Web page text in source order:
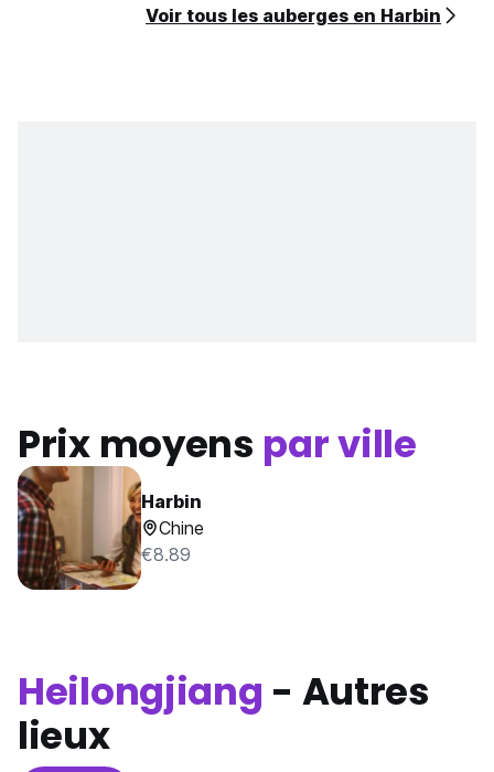
Voir tous les auberges en Harbin
Prix moyens par ville
Harbin
Chine
€8.89
Heilongjiang - Autres
lieux